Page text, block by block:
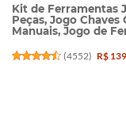
Kit de Ferramentas
Peças, Jogo Chaves
Manuais, Jogo de
(4552) R$